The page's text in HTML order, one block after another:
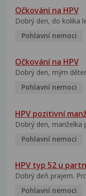
Očkování na HPV
Dobrý den, do kolika
Pohlavní nemoci
Očkování na HPV
Dobrý den, mým
Pohlavní nemoci
HPV pozitivní
Dobrý den, manželka
Pohlavní nemoci
HPV typ 52 u
Dobrý deň prajem.
Pohlavní nemoci